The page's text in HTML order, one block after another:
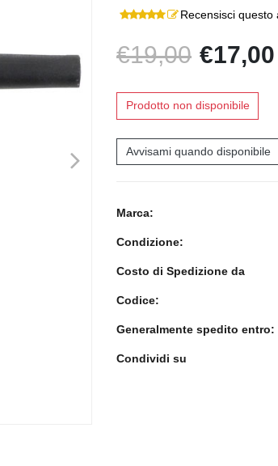
>
Recensisci questo
€19,00 €17,00
Prodotto non disponibile
Avvisami quando disponibile
Marca:
Condizione:
Costo di Spedizione da
Codice:
Generalmente spedito entro:
Condividi su